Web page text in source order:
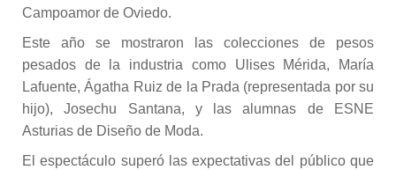
Campoamor de Oviedo.
Este año se mostraron las colecciones de pesos
pesados de la industria como Ulises Mérida, María
Lafuente, Ágatha Ruiz de la Prada (representada por su
hijo), Josechu Santana, y las alumnas de ESNE
Asturias de Diseño de Moda.
El espectáculo superó las expectativas del público que